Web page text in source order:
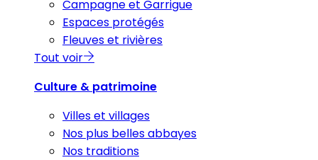
Campagne et Garrigue
Espaces protégés
Fleuves et rivières
Tout voir
Culture & patrimoine
Villes et villages
Nos plus belles abbayes
Nos traditions